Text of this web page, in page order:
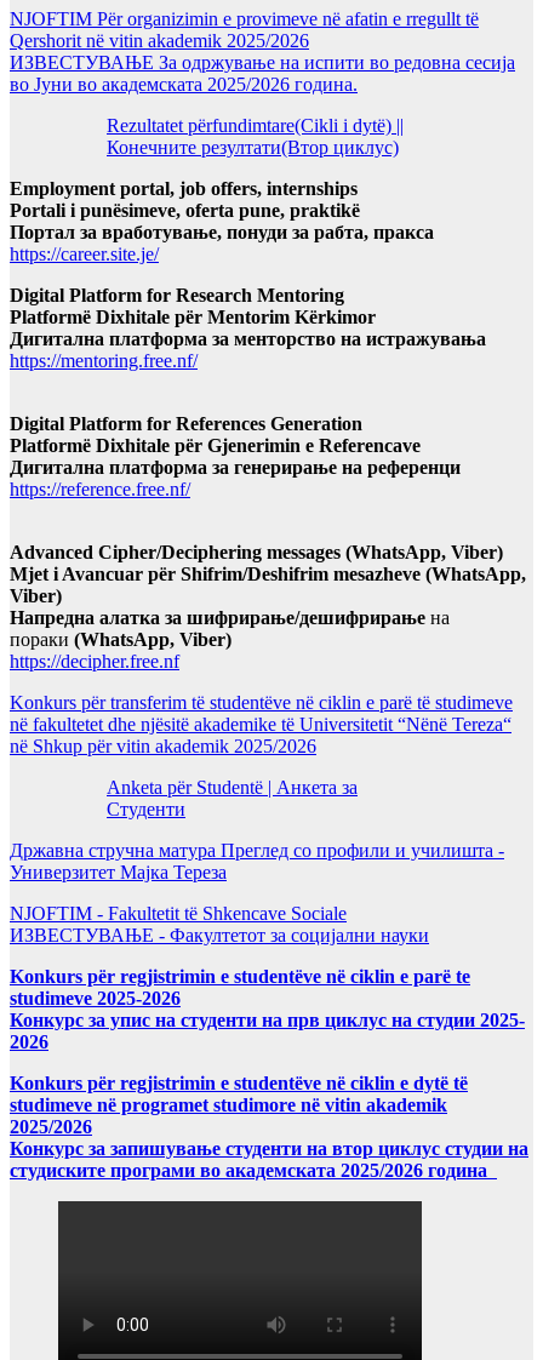
NJOFTIM Për organizimin e provimeve në afatin e rregullt të
Qershorit në vitin akademik 2025/2026
ИЗВЕСТУВАЊЕ За одржување на испити во редовна сесија
во Јуни во академската 2025/2026 година.
Rezultatet përfundimtare(Cikli i dytë) ||
Конечните резултати(Втор циклус)
Employment portal, job offers, internships
Portali i punësimeve, oferta pune, praktikë
Портал за вработување, понуди за рабта, пракса
https://career.site.je/
Digital Platform for Research Mentoring
Platformë Dixhitale për Mentorim Kërkimor
Дигитална платформа за менторство на истражувања
https://mentoring.free.nf/
Digital Platform for References Generation
Platformë Dixhitale për Gjenerimin e Referencave
Дигитална платформа за генерирање на референци
https://reference.free.nf/
Advanced Cipher/Deciphering messages (WhatsApp, Viber)
Mjet i Avancuar për Shifrim/Deshifrim mesazheve (WhatsApp,
Viber)
Напредна алатка за шифрирање/дешифрирање на
пораки (WhatsApp, Viber)
https://decipher.free.nf
Konkurs për transferim të studentëve në ciklin e parë të studimeve
në fakultetet dhe njësitë akademike të Universitetit “Nënë Tereza“
në Shkup për vitin akademik 2025/2026
Anketa për Studentë | Анкета за
Студенти
Државна стручна матура Преглед со профили и училишта -
Универзитет Мајка Тереза
NJOFTIM - Fakultetit të Shkencave Sociale
ИЗВЕСТУВАЊЕ - Факултетот за социјални науки
Konkurs për regjistrimin e studentëve në ciklin e parë te
studimeve 2025-2026
Конкурс за упис на студенти на прв циклус на студии 2025-
2026
Konkurs për regjistrimin e studentëve në ciklin e dytë të
studimeve në programet studimore në vitin akademik
2025/2026
Конкурс за запишување студенти на втор циклус студии на
студиските програми во академската 2025/2026 година